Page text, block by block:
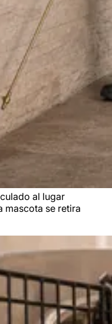
al lugar
mascota se retira